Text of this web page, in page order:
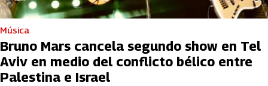
Música
Bruno Mars cancela segundo show en Tel
Aviv en medio del conflicto bélico entre
Palestina e Israel